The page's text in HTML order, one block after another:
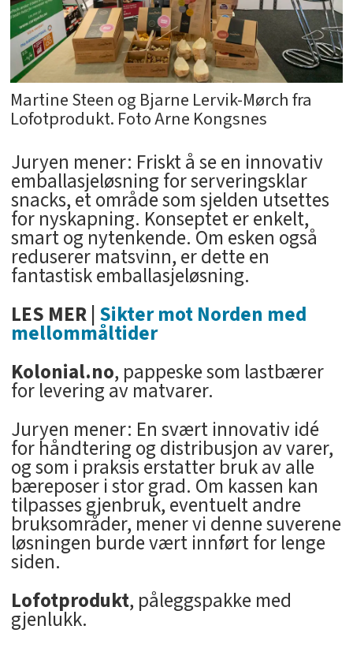
Martine Steen og Bjarne Lervik-Mørch fra
Lofotprodukt. Foto Arne Kongsnes
Juryen mener: Friskt å se en innovativ
emballasjeløsning for serveringsklar
snacks, et område som sjelden utsettes
for nyskapning. Konseptet er enkelt,
smart og nytenkende. Om esken også
reduserer matsvinn, er dette en
fantastisk emballasjeløsning.
LES MER |Sikter mot Norden med
mellommåltider
Kolonial.no, pappeske som lastbærer
for levering av matvarer.
Juryen mener: En svært innovativ idé
for håndtering og distribusjon av varer,
og som i praksis erstatter bruk av alle
bæreposer i stor grad. Om kassen kan
tilpasses gjenbruk, eventuelt andre
bruksområder, mener vi denne suverene
løsningen burde vært innført for lenge
siden.
Lofotprodukt, påleggspakke med
gjenlukk.